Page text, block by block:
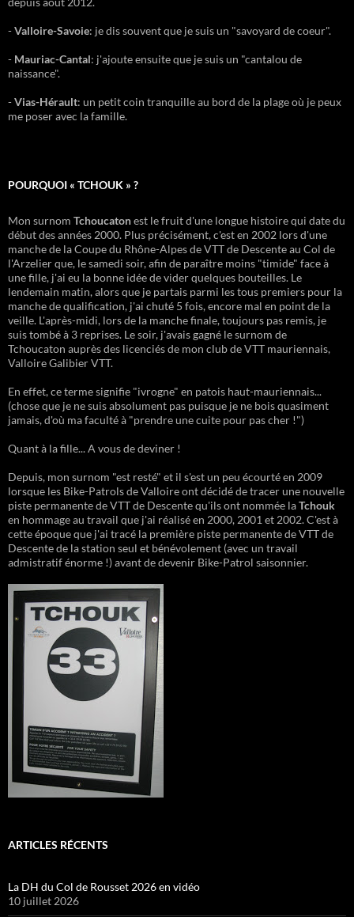
-Valloire-Savoie: je dis souvent que je suis un "savoyard de coeur".
- Mauriac-Cantal: j'ajoute ensuite que je suis un "cantalou de
naissance".
-Vias-Hérault: un petit coin tranquille au bord de la plage où je peux
me poser avec la famille.
POURQUOI « TCHOUK » ?
Mon surnom Tchoucatonest le fruit d'une longue histoire qui date du
début des années 2000. Plus précisément, c'est en 2002 lors d'une
manche de la Coupe du Rhône-Alpes de VTT de Descente au Col de
l'Arzelier que, le samedi soir, afin de paraître moins "timide" face à
une fille, j'ai eu la bonne idée de vider quelques bouteilles. Le
lendemain matin, alors que je partais parmi les tous premiers pour la
manche de qualification, j'ai chuté 5 fois, encore mal en point de la
veille. L'après-midi, lors de la manche finale, toujours pas remis, je
suis tombé à 3 reprises. Le soir, j'avais gagné le surnom de
Tchoucaton auprès des licenciés de mon club de VTT mauriennais,
Valloire Galibier VTT.
En effet, ce terme signifie "ivrogne" en patois haut-mauriennais...
(chose que je ne suis absolument pas puisque je ne bois quasiment
jamais, d'où ma faculté à "prendre une cuite pour pas cher !")
Quant à la fille... A vous de deviner !
Depuis, mon surnom "est resté" et il s'est un peu écourté en 2009
lorsque les Bike-Patrols de Valloire ont décidé de tracer une nouvelle
piste permanente de VTT de Descente qu'ils ont nommée laTchouk
en hommage au travail que j'ai réalisé en 2000, 2001 et 2002. C'est à
cette époque que j'ai tracé la première piste permanente de VTT de
Descente de la station seul et bénévolement (avec un travail
admistratif énorme !) avant de devenir Bike-Patrol saisonnier.
ARTICLES RÉCENTS
La DH du Col de Rousset 2026 en vidéo
10 juillet 2026